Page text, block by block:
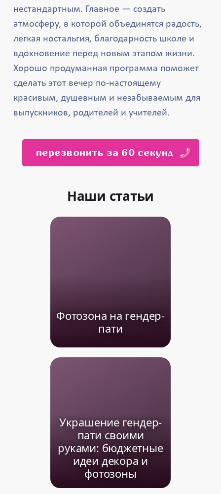
нестандартным. Главное — создать
атмосферу, в которой объединятся радость,
легкая ностальгия, благодарность школе и
вдохновение перед новым этапом жизни.
Хорошо продуманная программа поможет
сделать этот вечер по-настоящему
красивым, душевным и незабываемым для
выпускников, родителей и учителей.
перезвонить за 60 секунд
Наши статьи
Фотозона на гендер-
пати
Украшение гендер-
пати своими
руками: бюджетные
идеи декора и
фотозоны